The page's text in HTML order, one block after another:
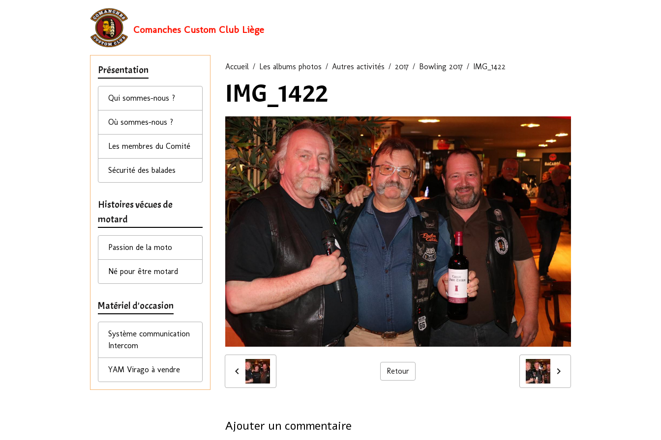
Comanches Custom Club Liège
Accueil Les albums photos Autres activités 2017 Bowling 2017 IMG_1422
IMG_1422
Retour
Ajouter un commentaire
Présentation
Qui sommes-nous ?
Où sommes-nous ?
Les membres du Comité
Sécurité des balades
Histoires vécues de
motard
Passion de la moto
Né pour être motard
Matériel d'occasion
Système communication
Intercom
YAM Virago à vendre